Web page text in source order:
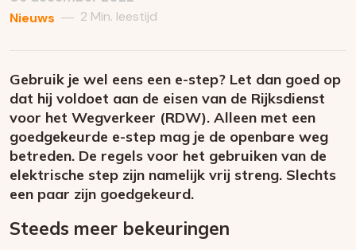
Nieuws — 2 Min. leestijd
Gebruik je wel eens een e-step? Let dan goed op
dat hij voldoet aan de eisen van de Rijksdienst
voor het Wegverkeer (RDW). Alleen met een
goedgekeurde e-step mag je de openbare weg
betreden. De regels voor het gebruiken van de
elektrische step zijn namelijk vrij streng. Slechts
een paar zijn goedgekeurd.
Steeds meer bekeuringen